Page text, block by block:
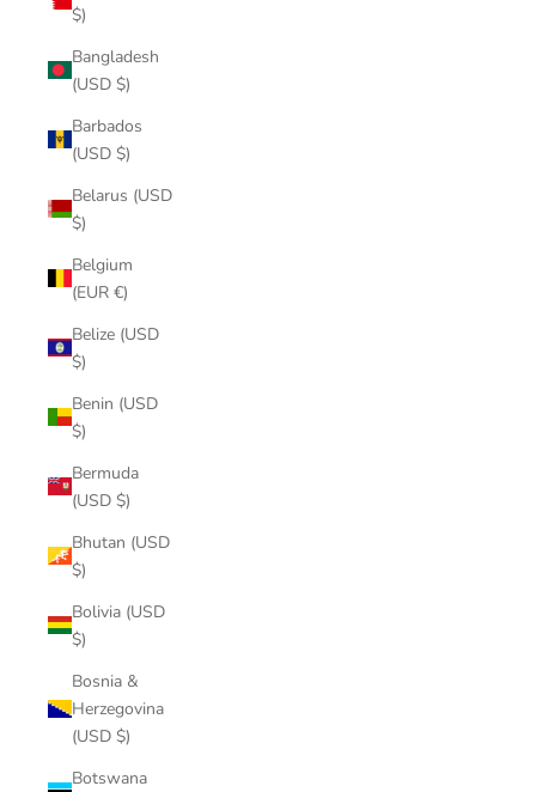
$)
Bangladesh
(USD $)
Barbados
(USD $)
Belarus (USD
$)
Belgium
(EUR €)
Belize (USD
$)
Benin (USD
$)
Bermuda
(USD $)
Bhutan (USD
$)
Bolivia (USD
$)
Bosnia &
Herzegovina
(USD $)
Botswana